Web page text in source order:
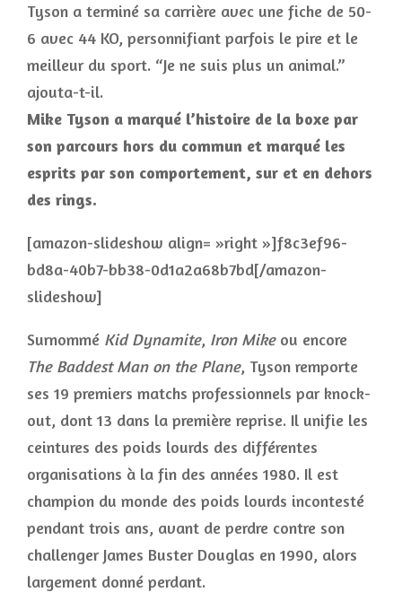
Tyson a terminé sa carrière avec une fiche de 50-
6 avec 44 KO, personnifiant parfois le pire et le
meilleur du sport. “Je ne suis plus un animal.”
ajouta-t-il.
Mike Tyson a marqué l’histoire de la boxe par
son parcours hors du commun et marqué les
esprits par son comportement, sur et en dehors
des rings.
[amazon-slideshow align= »right »]f8c3ef96-
bd8a-40b7-bb38-0d1a2a68b7bd[/amazon-
slideshow]
Surnommé Kid Dynamite, Iron Mikeou encore
The Baddest Man on the Plane, Tyson remporte
ses 19 premiers matchs professionnels par knock-
out, dont 13 dans la première reprise. Il unifie les
ceintures des poids lourds des différentes
organisations à la fin des années 1980. Il est
champion du monde des poids lourds incontesté
pendant trois ans, avant de perdre contre son
challenger James Buster Douglas en 1990, alors
largement donné perdant.